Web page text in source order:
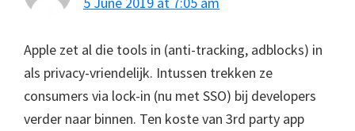
Apple zet al die tools in (anti-tracking, adblocks) in
als privacy-vriendelijk. Intussen trekken ze
consumers via lock-in (nu met SSO) bij developers
verder naar binnen. Ten koste van 3rd party app